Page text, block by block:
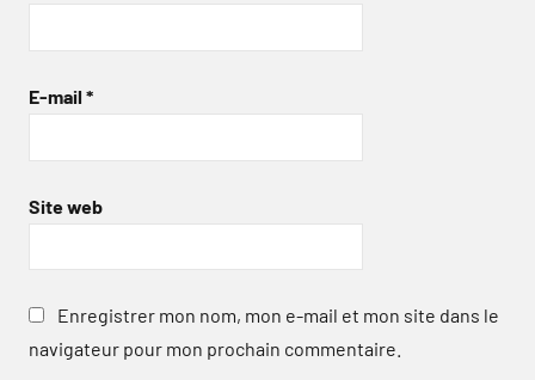
E-mail *
Site web
Enregistrer mon nom, mon e-mail et mon site dans le
navigateur pour mon prochain commentaire.